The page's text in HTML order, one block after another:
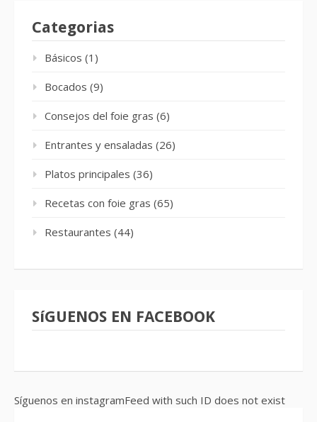
Categorias
Básicos (1)
Bocados (9)
Consejos del foie gras (6)
Entrantes y ensaladas (26)
Platos principales (36)
Recetas con foie gras (65)
Restaurantes (44)
SíGUENOS EN FACEBOOK
Síguenos en instagramFeed with such ID does not exist